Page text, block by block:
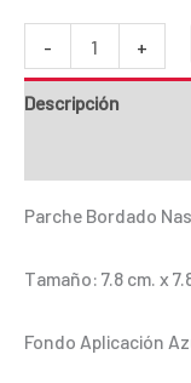
-
PBNV927B
Nasa
Pilotos
+
Descripción
Parche Bordado
Tamaño: 7.8 cm. x
Fondo Aplicación